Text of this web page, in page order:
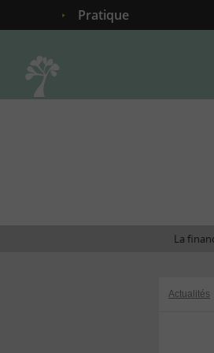
Pratique
La
Actualités